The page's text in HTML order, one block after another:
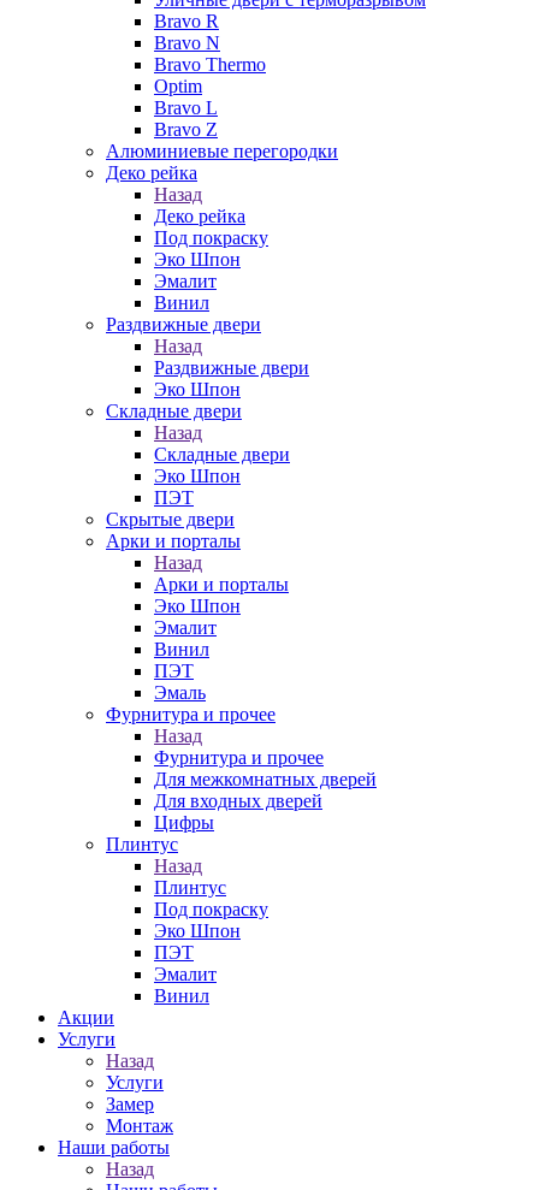
Bravo R
Bravo N
Bravo Thermo
Optim
Bravo L
Bravo Z
Алюминиевые перегородки
Деко рейка
Назад
Деко рейка
Под покраску
Эко Шпон
Эмалит
Винил
Раздвижные двери
Назад
Раздвижные двери
Эко Шпон
Складные двери
Назад
Складные двери
Эко Шпон
ПЭТ
Скрытые двери
Арки и порталы
Назад
Арки и порталы
Эко Шпон
Эмалит
Винил
ПЭТ
Эмаль
Фурнитура и прочее
Назад
Фурнитура и прочее
Для межкомнатных дверей
Для входных дверей
Цифры
Плинтус
Назад
Плинтус
Под покраску
Эко Шпон
ПЭТ
Эмалит
Винил
Акции
Услуги
Назад
Услуги
Замер
Монтаж
Наши работы
Назад